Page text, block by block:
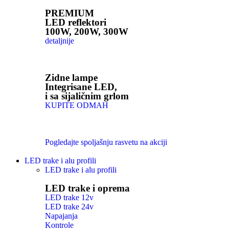
PREMIUM
LED reflektori
100W, 200W, 300W
detaljnije
Zidne lampe
Integrisane LED,
i sa sijaličnim grlom
KUPITE ODMAH
Pogledajte spoljašnju rasvetu na akciji
LED trake i alu profili
LED trake i alu profili
LED trake i oprema
LED trake 12v
LED trake 24v
Napajanja
Kontrole